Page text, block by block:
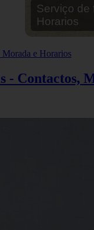
Serviço de
- Contactos,